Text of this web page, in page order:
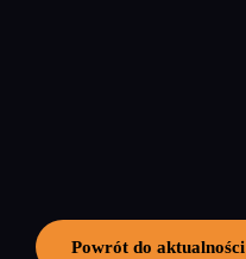
Powrót do aktualności